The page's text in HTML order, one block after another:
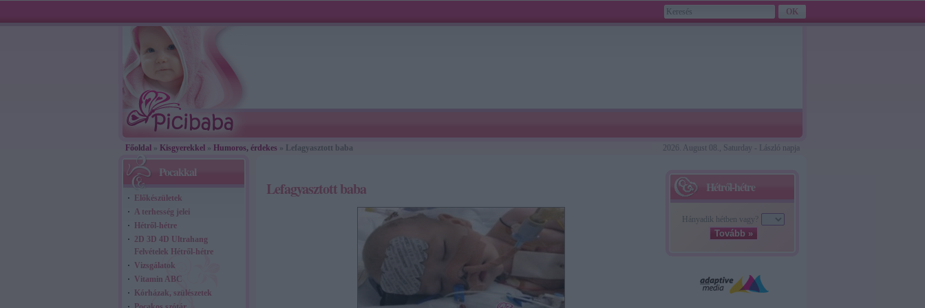
Főoldal » Kisgyerekkel » Humoros, érdekes » Lefagyasztott baba 2026. August 08., Saturday - László napja
Lefagyasztott baba Hétről-hétre
Hányadik hétben vagy?
Tovább »
Pocakkal
Előkészületek
A terhesség jelei
Hétről-hétre
2D 3D 4D Ultrahang
Felvételek Hétről-hétre
Vizsgálatok
Vitamin ABC
Kórházak, szülészetek